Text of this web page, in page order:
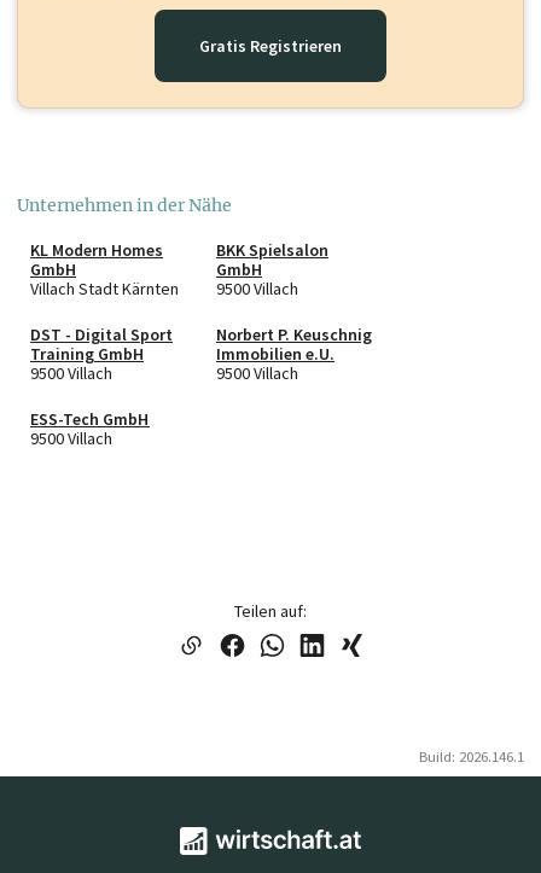
Gratis Registrieren
Unternehmen in der Nähe
KL Modern Homes
GmbH
Villach Stadt Kärnten
BKK Spielsalon
GmbH
9500 Villach
DST - Digital Sport
Training GmbH
9500 Villach
Norbert P. Keuschnig
Immobilien e.U.
9500 Villach
ESS-Tech GmbH
9500 Villach
Teilen auf:
Build: 2026.146.1